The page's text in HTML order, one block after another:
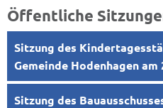
Öffentliche
Sitzung des
Gemeinde Hodenhagen am
Sitzung des